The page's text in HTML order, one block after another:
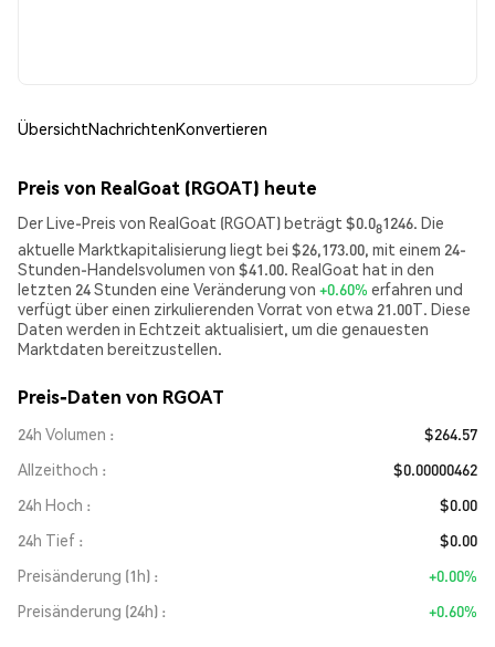
ÜbersichtNachrichtenKonvertieren
Preis von RealGoat (RGOAT) heute
Der Live-Preis von RealGoat (RGOAT) beträgt $0.081246. Die
aktuelle Marktkapitalisierung liegt bei $26,173.00, mit einem 24-
Stunden-Handelsvolumen von $41.00. RealGoat hat in den
letzten 24 Stunden eine Veränderung von +0.60% erfahren und
verfügt über einen zirkulierenden Vorrat von etwa 21.00T. Diese
Daten werden in Echtzeit aktualisiert, um die genauesten
Marktdaten bereitzustellen.
Preis-Daten von RGOAT
24h Volumen
$264.57
Allzeithoch
$0.00000462
24h Hoch
$0.00
24h Tief
$0.00
Preisänderung (1h)
+0.00%
Preisänderung (24h)
+0.60%